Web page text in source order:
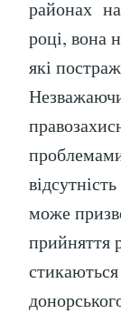
районах
році, вона
які
може
прийняття